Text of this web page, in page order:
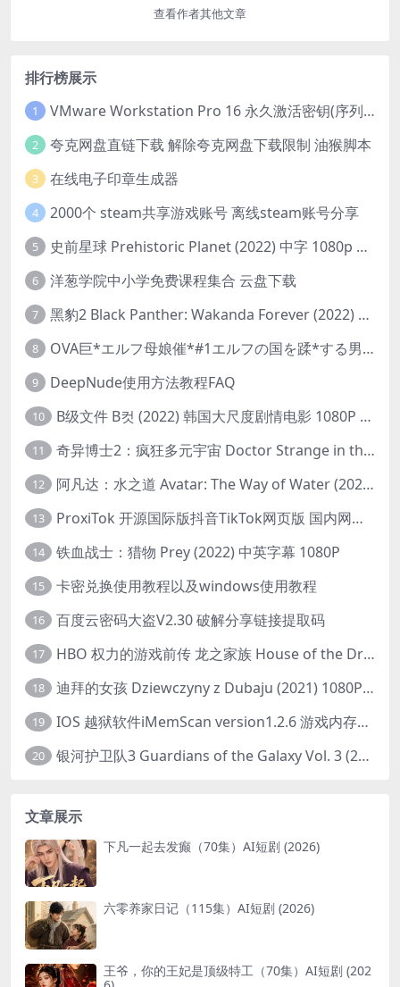
查看作者其他文章
排行榜展示
1 VMware Workstation Pro 16 永久激活密钥(序列号)
2 夸克网盘直链下载 解除夸克网盘下载限制 油猴脚本
3 在线电子印章生成器
4 2000个 steam共享游戏账号 离线steam账号分享
5 史前星球 Prehistoric Planet (2022) 中字 1080p 高清 阿里云盘 2022.5.27已更新全集
6 洋葱学院中小学免费课程集合 云盘下载
7 黑豹2 Black Panther: Wakanda Forever (2022) 高清版
8 OVA巨*エルフ母娘催*#1エルフの国を蹂*する男。汚された女王と姫
9 DeepNude使用方法教程FAQ
10 B级文件 B컷 (2022) 韩国大尺度剧情电影 1080P 中字
11 奇异博士2：疯狂多元宇宙 Doctor Strange in the Multiverse of Madness (2022) 高清版1080p
12 阿凡达：水之道 Avatar: The Way of Water (2022) 1080p 2k 4k 中文字幕
13 ProxiTok 开源国际版抖音TikTok网页版 国内网络直连
14 铁血战士：猎物 Prey (2022) 中英字幕 1080P
15 卡密兑换使用教程以及windows使用教程
16 百度云密码大盗V2.30 破解分享链接提取码
17 HBO 权力的游戏前传 龙之家族 House of the Dragon (2022) 中字 1080P 更新4集
18 迪拜的女孩 Dziewczyny z Dubaju (2021) 1080P 中字
19 IOS 越狱软件iMemScan version1.2.6 游戏内存修改器
20 银河护卫队3 Guardians of the Galaxy Vol. 3 (2023)4K高清资源1080p只分享精品
文章展示
下凡一起去发癫（70集）AI短剧 (2026)
六零养家日记（115集）AI短剧 (2026)
王爷，你的王妃是顶级特工（70集）AI短剧 (202